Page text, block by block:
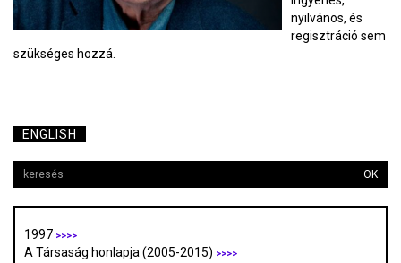
nyilvános, és
regisztráció sem
szükséges hozzá.
ENGLISH
OK
1997 >>>>
A Társaság honlapja (2005-2015) >>>>